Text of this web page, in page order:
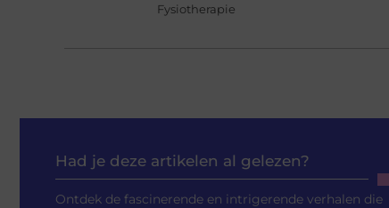
Fysiotherapie
Had je deze artikelen al gelezen?
Ontdek de fascinerende en intrigerende verhalen die